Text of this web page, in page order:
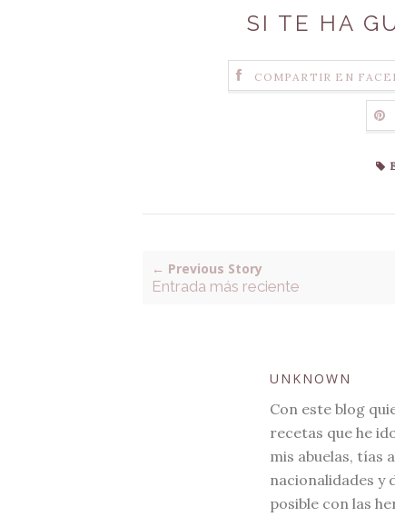
SI TE HA
COMPARTIR EN
← Previous Story
Entrada más reciente
UNKNOWN
Con este blog
recetas que he
mis abuelas, tías
nacionalidades y
posible con las